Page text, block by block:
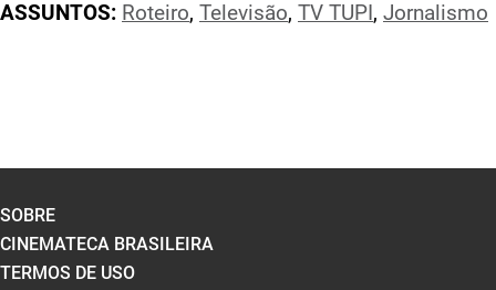
ASSUNTOS: Roteiro, Televisão, TV TUPI , Jornalismo
SOBRE
CINEMATECA BRASILEIRA
TERMOS DE USO